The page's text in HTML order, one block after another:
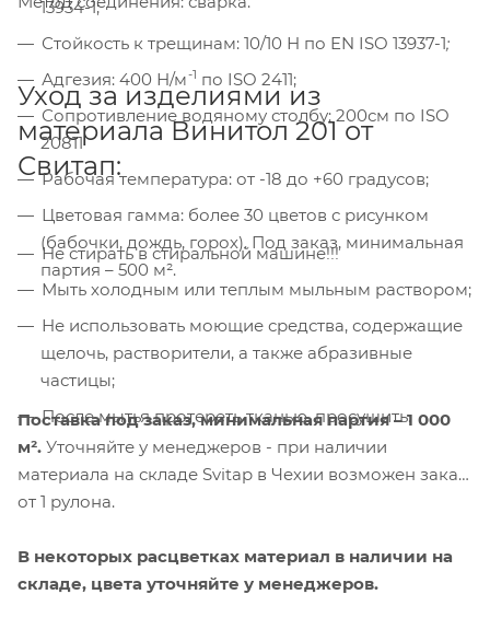
13934-1;
Стойкость к трещинам: 10/10 Н по EN ISO 13937-1;
Адгезия: 400 Н/м-1 по ISO 2411;
Сопротивление водяному столбу: 200см по ISO
20811
Рабочая температура: от -18 до +60 градусов;
Цветовая гамма: более 30 цветов с рисунком
(бабочки, дождь, горох). Под заказ, минимальная
партия – 500 м².
Уход за изделиями из
материала Винитол 201 от
Свитап:
Не стирать в стиральной машине!!!
Мыть холодным или теплым мыльным раствором;
Не использовать моющие средства, содержащие
щелочь, растворители, а также абразивные
частицы;
После мытья протереть тканью, просушить.
Поставка под заказ, минимальная партия – 1 000
м². Уточняйте у менеджеров - при наличии
материала на складе Svitap в Чехии возможен заказ
от 1 рулона.
В некоторых расцветках материал в наличии на
складе, цвета уточняйте у менеджеров.
Компания «Торговый Дом Технический
Текстиль» использует cookie-файлы и
обрабатывает персональные данные с
использованием Яндекс Метрики. Это
улучшает работу сайта и
Политике. Подтвердите ваше согласие,
нажав кнопку "Принять".
Принять